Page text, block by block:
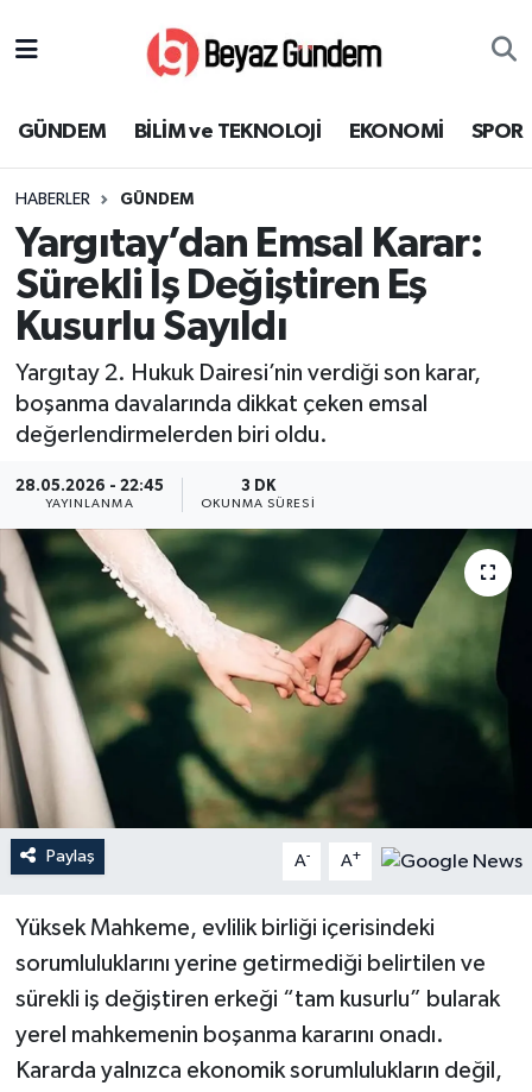
GÜNDEM BİLİM ve TEKNOLOJİ EKONOMİ SPOR
HABERLER GÜNDEM
Yargıtay’dan Emsal Karar:
Sürekli İş Değiştiren Eş
Kusurlu Sayıldı
Yargıtay 2. Hukuk Dairesi’nin verdiği son karar,
boşanma davalarında dikkat çeken emsal
değerlendirmelerden biri oldu.
28.05.2026 - 22:45
YAYINLANMA
3 DK
OKUNMA SÜRESI
Paylaş A- A+
Yüksek Mahkeme, evlilik birliği içerisindeki
sorumluluklarını yerine getirmediği belirtilen ve
sürekli iş değiştiren erkeği “tam kusurlu” bularak
yerel mahkemenin boşanma kararını onadı.
Kararda yalnızca ekonomik sorumlulukların değil,
EKONOMİ
SPOR
SAĞLIK
EĞİTİM
MAGAZİN
YEREL
Süper Lig Puan Durumu ve Fikstür
Tüm Manşetler
Son Dakika Haberleri
Haber Arşivi